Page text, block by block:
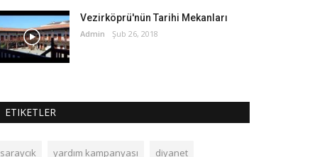
Vezirköprü'nün Tarihi Mekanları
Admin Şub 26, 2018
ETIKETLER
saraycık yardım kampanyası diyanet